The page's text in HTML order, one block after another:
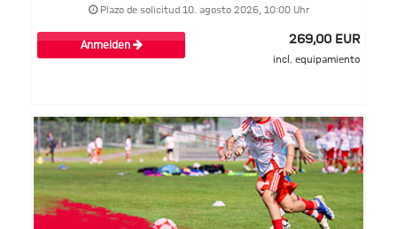
Plazo de solicitud 10. agosto 2026, 10:00 Uhr
Anmelden 269,00 EUR
incl. equipamiento